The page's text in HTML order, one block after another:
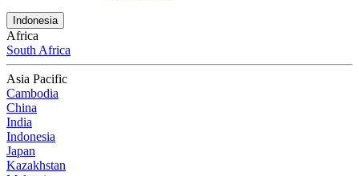
Indonesia
Africa
South Africa
Asia Pacific
Cambodia
China
India
Indonesia
Japan
Kazakhstan